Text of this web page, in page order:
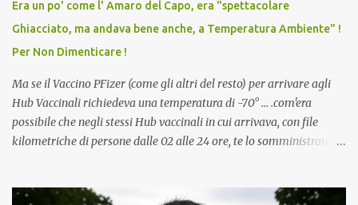
scuola. Non avevamo mai visto un vaccino che permettesse a un
dodicenne di ignorare il consenso dei genitori. Dopo tutti i vaccini
che abbiamo elencato sopra...
Era un po' come l' Amaro del Capo, era "spettacolare
Ghiacciato, ma andava bene anche, a Temperatura Ambiente" !
Per Non Dimenticare !
Ma se il Vaccino PFizer (come gli altri del resto) per arrivare agli
Hub Vaccinali richiedeva una temperatura di -70° ... .com'era
possibile che negli stessi Hub vaccinali in cui arrivava, con file
kilometriche di persone dalle 02 alle 24 ore, te lo somministravano
Vaccino come: l' Amaro del Capo, era "spettacolare Ghiacciato, ma